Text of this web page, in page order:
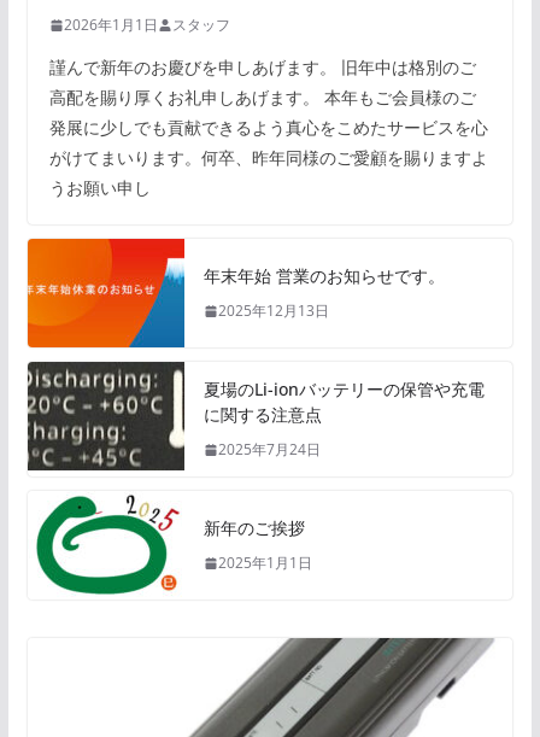
2026年1月1日 スタッフ
謹んで新年のお慶びを申しあげます。 旧年中は格別のご
高配を賜り厚くお礼申しあげます。 本年もご会員様のご
発展に少しでも貢献できるよう真心をこめたサービスを心
がけてまいります。何卒、昨年同様のご愛顧を賜りますよ
うお願い申し
年末年始 営業のお知らせです。
2025年12月13日
夏場のLi-ionバッテリーの保管や充電
に関する注意点
2025年7月24日
新年のご挨拶
2025年1月1日